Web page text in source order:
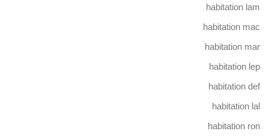
habitation lam
habitation mac
habitation mar
habitation lep
habitation def
habitation lal
habitation ron